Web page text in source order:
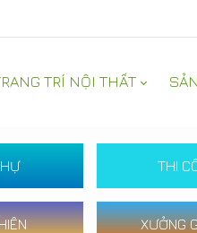
TRÍ NỘI THẤT
THI
XƯỞNG